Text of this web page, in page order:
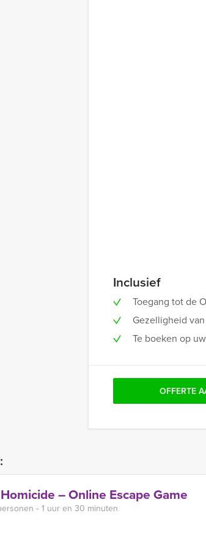
Inclusief
Toegang tot de
Gezelligheid
Te boeken op
OFFERTE
– Online Escape Game
‐ 1 uur en 30 minuten